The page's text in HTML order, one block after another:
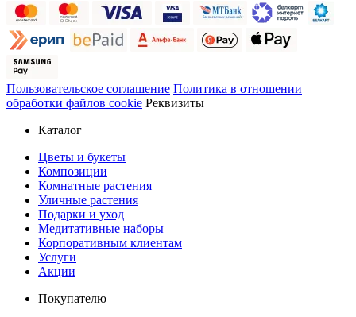
Пользовательское соглашение Политика в отношении
обработки файлов cookie Реквизиты
Каталог
Цветы и букеты
Композиции
Комнатные растения
Уличные растения
Подарки и уход
Медитативные наборы
Корпоративным клиентам
Услуги
Акции
Покупателю